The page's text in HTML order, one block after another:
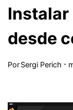
Instalar
desde
PorSergi Perich